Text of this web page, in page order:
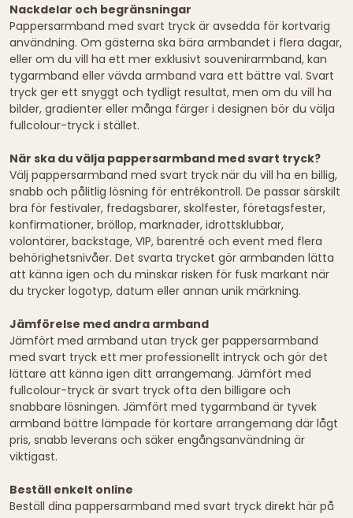
Nackdelar och begränsningar
Pappersarmband med svart tryck är avsedda för kortvarig
användning. Om gästerna ska bära armbandet i flera dagar,
eller om du vill ha ett mer exklusivt souvenirarmband, kan
tygarmband eller vävda armband vara ett bättre val. Svart
tryck ger ett snyggt och tydligt resultat, men om du vill ha
bilder, gradienter eller många färger i designen bör du välja
fullcolour-tryck i stället.
När ska du välja pappersarmband med svart tryck?
Välj pappersarmband med svart tryck när du vill ha en billig,
snabb och pålitlig lösning för entrékontroll. De passar särskilt
bra för festivaler, fredagsbarer, skolfester, företagsfester,
konfirmationer, bröllop, marknader, idrottsklubbar,
volontärer, backstage, VIP, barentré och event med flera
behörighetsnivåer. Det svarta trycket gör armbanden lätta
att känna igen och du minskar risken för fusk markant när
du trycker logotyp, datum eller annan unik märkning.
Jämförelse med andra armband
Jämfört med armband utan tryck ger pappersarmband
med svart tryck ett mer professionellt intryck och gör det
lättare att känna igen ditt arrangemang. Jämfört med
fullcolour-tryck är svart tryck ofta den billigare och
snabbare lösningen. Jämfört med tygarmband är tyvek
armband bättre lämpade för kortare arrangemang där lågt
pris, snabb leverans och säker engångsanvändning är
viktigast.
Beställ enkelt online
Beställ dina pappersarmband med svart tryck direkt här på